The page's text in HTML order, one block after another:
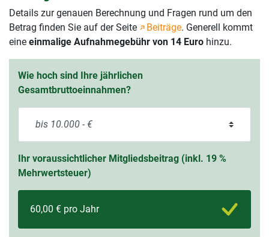
Details zur genauen Berechnung und Fragen rund um den
Betrag finden Sie auf der Seite
Beiträge. Generell kommt
eine einmalige Aufnahmegebühr von 14 Euro hinzu.
Wie hoch sind Ihre jährlichen
Gesamtbruttoeinnahmen?
Ihr voraussichtlicher Mitgliedsbeitrag (inkl. 19 %
Mehrwertsteuer)
60,00 € pro Jahr